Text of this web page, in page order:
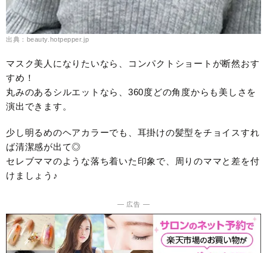
出典：beauty.hotpepper.jp
マスク美人になりたいなら、コンパクトショートが断然おす
すめ！
丸みのあるシルエットなら、360度どの角度からも美しさを
演出できます。
少し明るめのヘアカラーでも、耳掛けの髪型をチョイスすれ
ば清潔感が出て◎
セレブママのような落ち着いた印象で、周りのママと差を付
けましょう♪
― 広告 ―